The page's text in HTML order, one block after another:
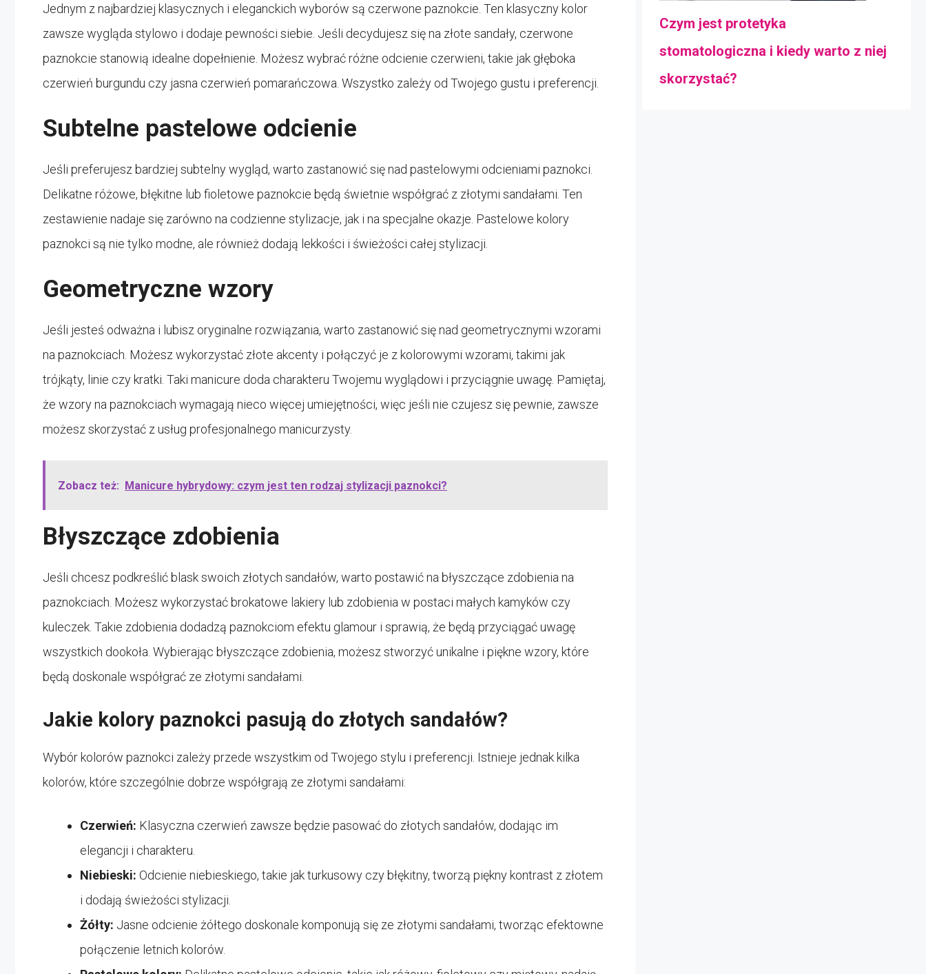
Jednym z najbardziej klasycznych i eleganckich wyborów są czerwone paznokcie. Ten klasyczny kolor
zawsze wygląda stylowo i dodaje pewności siebie. Jeśli decydujesz się na złote sandały, czerwone
paznokcie stanowią idealne dopełnienie. Możesz wybrać różne odcienie czerwieni, takie jak głęboka
czerwień burgundu czy jasna czerwień pomarańczowa. Wszystko zależy od Twojego gustu i preferencji.
Subtelne pastelowe odcienie
Jeśli preferujesz bardziej subtelny wygląd, warto zastanowić się nad pastelowymi odcieniami paznokci.
Delikatne różowe, błękitne lub fioletowe paznokcie będą świetnie współgrać z złotymi sandałami. Ten
zestawienie nadaje się zarówno na codzienne stylizacje, jak i na specjalne okazje. Pastelowe kolory
paznokci są nie tylko modne, ale również dodają lekkości i świeżości całej stylizacji.
Geometryczne wzory
Jeśli jesteś odważna i lubisz oryginalne rozwiązania, warto zastanowić się nad geometrycznymi wzorami
na paznokciach. Możesz wykorzystać złote akcenty i połączyć je z kolorowymi wzorami, takimi jak
trójkąty, linie czy kratki. Taki manicure doda charakteru Twojemu wyglądowi i przyciągnie uwagę. Pamiętaj,
że wzory na paznokciach wymagają nieco więcej umiejętności, więc jeśli nie czujesz się pewnie, zawsze
możesz skorzystać z usług profesjonalnego manicurzysty.
Zobacz też: Manicure hybrydowy: czym jest ten rodzaj stylizacji paznokci?
Błyszczące zdobienia
Jeśli chcesz podkreślić blask swoich złotych sandałów, warto postawić na błyszczące zdobienia na
paznokciach. Możesz wykorzystać brokatowe lakiery lub zdobienia w postaci małych kamyków czy
kuleczek. Takie zdobienia dodadzą paznokciom efektu glamour i sprawią, że będą przyciągać uwagę
wszystkich dookoła. Wybierając błyszczące zdobienia, możesz stworzyć unikalne i piękne wzory, które
będą doskonale współgrać ze złotymi sandałami.
Jakie kolory paznokci pasują do złotych sandałów?
Wybór kolorów paznokci zależy przede wszystkim od Twojego stylu i preferencji. Istnieje jednak kilka
kolorów, które szczególnie dobrze współgrają ze złotymi sandałami:
Czerwień: Klasyczna czerwień zawsze będzie pasować do złotych sandałów, dodając im
elegancji i charakteru.
Niebieski: Odcienie niebieskiego, takie jak turkusowy czy błękitny, tworzą piękny kontrast z złotem
i dodają świeżości stylizacji.
Żółty: Jasne odcienie żółtego doskonale komponują się ze złotymi sandałami, tworząc efektowne
połączenie letnich kolorów.
Czym jest protetyka
stomatologiczna i kiedy warto z niej
skorzystać?